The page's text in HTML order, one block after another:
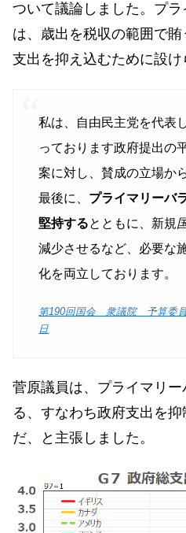
ついて議論しました。プ
は、歳出を税収の範囲で
支出を抑え込むために設け
私は、自由民主党を代表
っております政府提出の
案に対し、賛成の立場か
最後に、 プライマリーバ
堅持するとともに、新規
減少させるなど、必要な
化を両立しております。
第190回国会 衆議院 予算委
日
菅原議員は、プライマリ
る、すなわち政府支出を
だ、と主張しました。